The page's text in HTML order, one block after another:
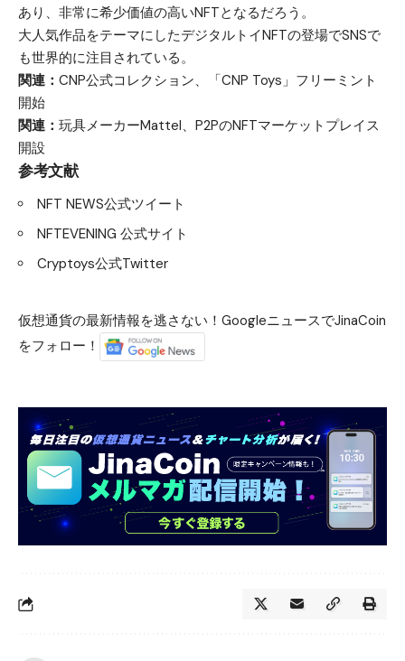
あり、非常に希少価値の高いNFTとなるだろう。
大人気作品をテーマにしたデジタルトイNFTの登場でSNSで
も世界的に注目されている。
関連： CNP公式コレクション、「CNP Toys」フリーミント
開始
関連： 玩具メーカーMattel、P2PのNFTマーケットプレイス
開設
参考文献
NFT NEWS公式ツイート
NFTEVENING 公式サイト
Cryptoys公式Twitter
仮想通貨の最新情報を逃さない！GoogleニュースでJinaCoin
をフォロー！